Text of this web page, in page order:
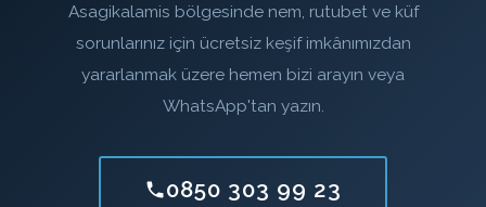
Asagikalamis bölgesinde nem, rutubet ve küf
sorunlarınız için ücretsiz keşif imkânımızdan
yararlanmak üzere hemen bizi arayın veya
WhatsApp'tan yazın.
0850 303 99 23